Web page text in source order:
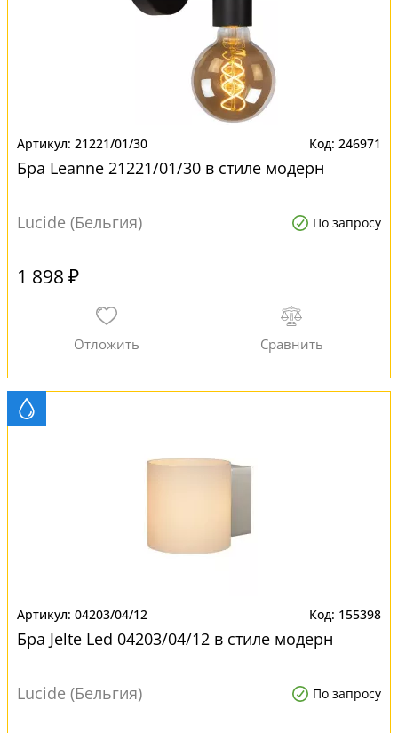
21221/01/30 246971
Бра Leanne 21221/01/30 в стиле модерн
Lucide (Бельгия) По запросу
1 898 ₽
04203/04/12 155398
Бра Jelte Led 04203/04/12 в стиле модерн
Lucide (Бельгия) По запросу